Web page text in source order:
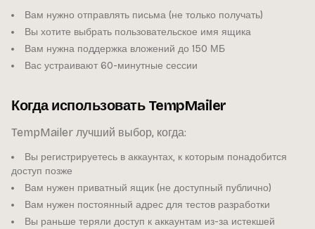
Вам нужно отправлять письма (не только получать)
Вы хотите выбрать пользовательское имя ящика
Вам нужна поддержка вложений до 150 МБ
Вас устраивают 60-минутные сессии
Когда использовать TempMailer
TempMailer лучший выбор, когда:
Вы регистрируетесь в аккаунтах, к которым понадобится
доступ позже
Вам нужен приватный ящик (не доступный публично)
Вам нужен постоянный адрес для тестов разработки
Вы раньше теряли доступ к аккаунтам из-за истекшей